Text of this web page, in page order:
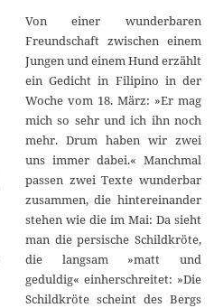
0
2
Von einer wunderbaren
Freundschaft zwischen einem
Jungen und einem Hund erzählt
ein Gedicht in Filipino in der
Woche vom 18. März: »Er mag
mich so sehr und ich ihn noch
mehr. Drum haben wir zwei
uns immer dabei.« Manchmal
passen zwei Texte wunderbar
zusammen, die hintereinander
stehen wie die im Mai: Da sieht
man die persische Schildkröte,
die langsam »matt und
geduldig« einherschreitet: »Die
Schildkröte scheint des Bergs